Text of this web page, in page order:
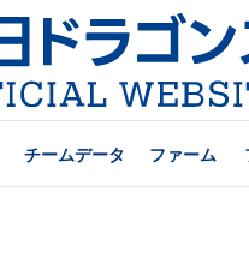
チームデータ ファーム